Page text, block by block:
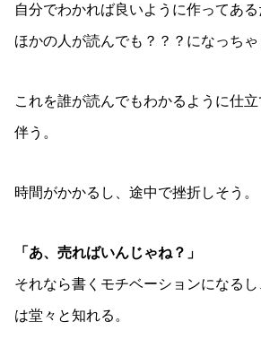
自分でわかれば良いように作ってある
ほかの人が読んでも？？？になっちゃ
これを誰が読んでもわかるように仕
伴う。
時間がかかるし、途中で挫折しそう。
「あ、売ればいんじゃね？」
それなら書くモチベーションになる
は堂々と知れる。